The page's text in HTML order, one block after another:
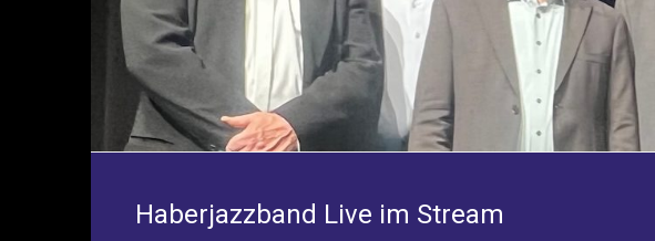
Haberjazzband Live im Stream